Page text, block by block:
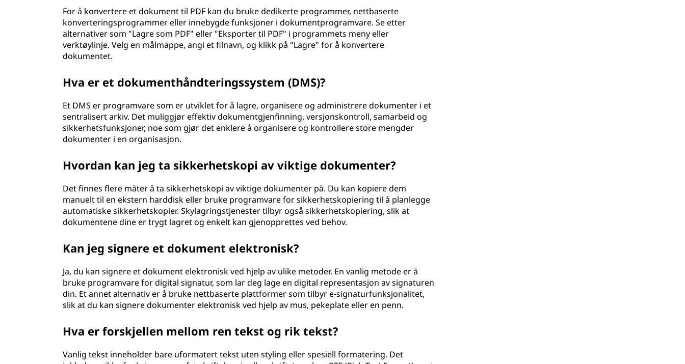
For å konvertere et dokument til PDF kan du bruke dedikerte programmer, nettbaserte
konverteringsprogrammer eller innebygde funksjoner i dokumentprogramvare. Se etter
alternativer som "Lagre som PDF" eller "Eksporter til PDF" i programmets meny eller
verktøylinje. Velg en målmappe, angi et filnavn, og klikk på "Lagre" for å konvertere
dokumentet.
Hva er et dokumenthåndteringssystem (DMS)?
Et DMS er programvare som er utviklet for å lagre, organisere og administrere dokumenter i et
sentralisert arkiv. Det muliggjør effektiv dokumentgjenfinning, versjonskontroll, samarbeid og
sikkerhetsfunksjoner, noe som gjør det enklere å organisere og kontrollere store mengder
dokumenter i en organisasjon.
Hvordan kan jeg ta sikkerhetskopi av viktige dokumenter?
Det finnes flere måter å ta sikkerhetskopi av viktige dokumenter på. Du kan kopiere dem
manuelt til en ekstern harddisk eller bruke programvare for sikkerhetskopiering til å planlegge
automatiske sikkerhetskopier. Skylagringstjenester tilbyr også sikkerhetskopiering, slik at
dokumentene dine er trygt lagret og enkelt kan gjenopprettes ved behov.
Kan jeg signere et dokument elektronisk?
Ja, du kan signere et dokument elektronisk ved hjelp av ulike metoder. En vanlig metode er å
bruke programvare for digital signatur, som lar deg lage en digital representasjon av signaturen
din. Et annet alternativ er å bruke nettbaserte plattformer som tilbyr e-signaturfunksjonalitet,
slik at du kan signere dokumenter elektronisk ved hjelp av mus, pekeplate eller en penn.
Hva er forskjellen mellom ren tekst og rik tekst?
Vanlig tekst inneholder bare uformatert tekst uten styling eller spesiell formatering. Det